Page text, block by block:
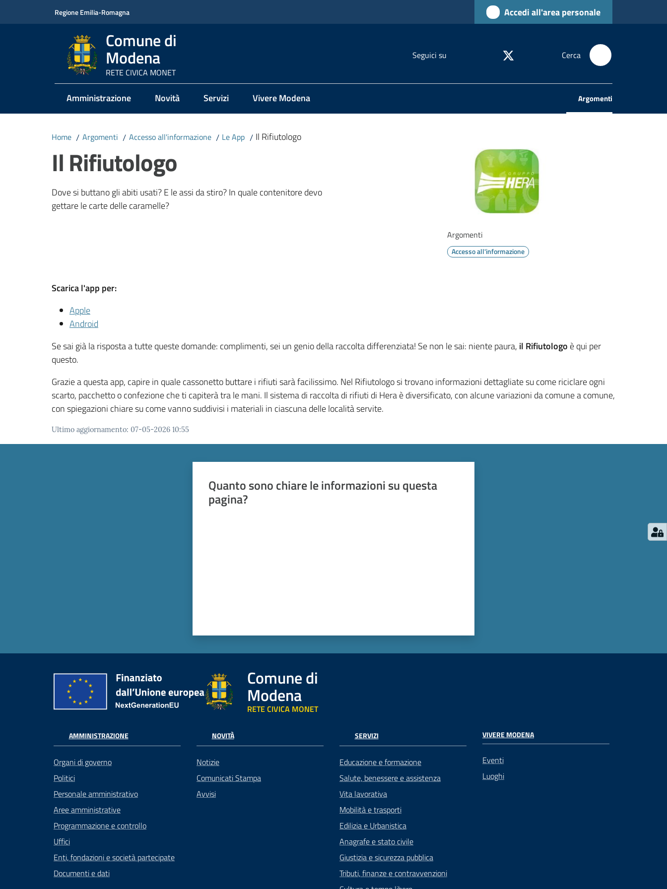
Regione Emilia-Romagna Accedi all'area personale
Comune di
Modena
RETE CIVICA MONET
Seguici su Cerca
Amministrazione Novità Servizi Vivere Modena Argomenti
Menu selezionato
Home / Argomenti / Accesso all'informazione / Le App / Il Rifiutologo
Il Rifiutologo
Dove si buttano gli abiti usati? E le assi da stiro? In quale contenitore devo
gettare le carte delle caramelle?
Argomenti
Accesso all'informazione
Scarica l'app per:
Apple
Android
Se sai già la risposta a tutte queste domande: complimenti, sei un genio della raccolta differenziata! Se non le sai: niente paura, il Rifiutologo è qui per
questo.
Grazie a questa app, capire in quale cassonetto buttare i rifiuti sarà facilissimo. Nel Rifiutologo si trovano informazioni dettagliate su come riciclare ogni
scarto, pacchetto o confezione che ti capiterà tra le mani. Il sistema di raccolta di rifiuti di Hera è diversificato, con alcune variazioni da comune a comune,
con spiegazioni chiare su come vanno suddivisi i materiali in ciascuna delle località servite.
Ultimo aggiornamento: 07-05-2026 10:55
Quanto sono chiare le informazioni su questa
pagina?
Comune di
Modena
RETE CIVICA MONET
AMMINISTRAZIONE
Organi di governo
Politici
Personale amministrativo
Aree amministrative
Programmazione e controllo
Uffici
Enti, fondazioni e società partecipate
Documenti e dati
NOVITÀ
Notizie
Comunicati Stampa
Avvisi
SERVIZI
Educazione e formazione
Salute, benessere e assistenza
Vita lavorativa
Mobilità e trasporti
Edilizia e Urbanistica
Anagrafe e stato civile
Giustizia e sicurezza pubblica
Tributi, finanze e contravvenzioni
VIVERE MODENA
Eventi
Luoghi